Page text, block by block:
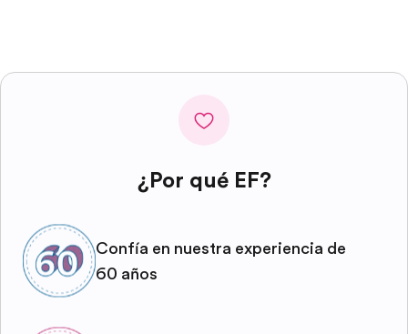
¿Por qué EF?
Confía en nuestra experiencia de
60 años